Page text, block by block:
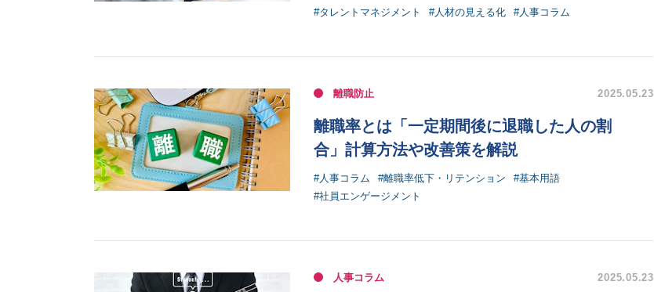
#タレントマネジメント #人材の見える化 #人事コラム
離職防止 2025.05.23
離職率とは「一定期間後に退職した人の割
合」計算方法や改善策を解説
#人事コラム #離職率低下・リテンション
#基本用語
#社員エンゲージメント
人事コラム 2025.05.23